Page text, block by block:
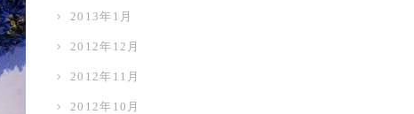
2013年1月
2012年12月
2012年11月
2012年10月